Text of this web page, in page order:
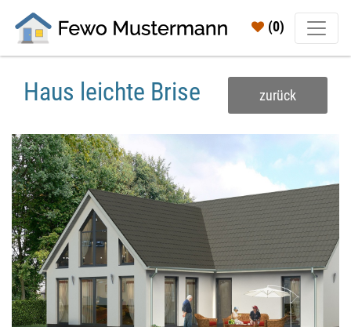
(0)
Haus leichte Brise zurück